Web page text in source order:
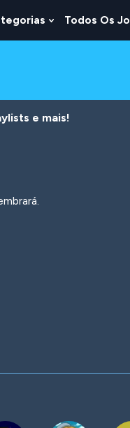
Show
Submenu
Todos Os
e mais!